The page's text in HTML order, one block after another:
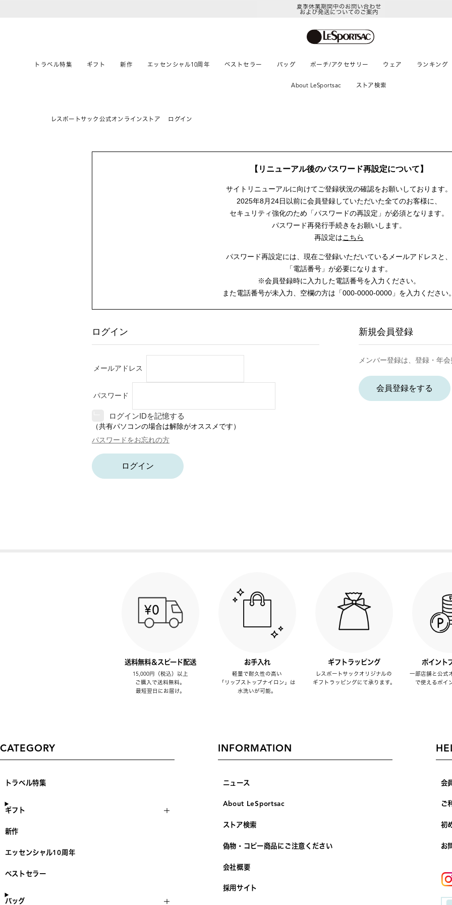
夏季休業期間中のお問い合わせ
および発送についてのご案内
トラベル特集 ギフト 新作 エッセンシャル10周年 ベストセラー バッグ ポーチ/アクセサリー ウェア ランキング
About LeSportsac ストア検索
レスポートサック公式オンラインストア ログイン
【リニューアル後のパスワード再設定について】
サイトリニューアルに向けてご登録状況の確認をお願いしております。
2025年8月24日以前に会員登録していただいた全てのお客様に、
セキュリティ強化のため「パスワードの再設定」が必須となります。
パスワード再発行手続きをお願いします。
再設定はこちら
パスワード再設定には、 現在ご登録いただいているメールアドレスと、
「電話番号」が必要になります。
※会員登録時に入力した電話番号を入力ください。
また電話番号が未入力、空欄の方は 「000-0000-0000」を入力ください。
ログイン
メールアドレス
パスワード
ログインIDを記憶する
（共有パソコンの場合は解除がオススメです）
パスワードをお忘れの方
ログイン
新規会員登録
メンバー登録は、登録・年会
会員登録をする
送料無料＆スピード配送
15,000円（税込）以上
ご購入で送料無料。
最短翌日にお届け。
お手入れ
軽量で耐久性の高い
「リップストップナイロン」は
水洗いが可能。
ギフトラッピング
レスポートサックオリジナルの
ギフトラッピングにて承ります。
ポイント
一部店舗と公式
で使えるポイ
CATEGORY
トラベル特集
ギフト
新作
エッセンシャル10周年
ベストセラー
バッグ
INFORMATION
ニュース
About LeSportsac
ストア検索
偽物・コピー商品にご注意ください
会社概要
採用サイト
会
ご
初
お